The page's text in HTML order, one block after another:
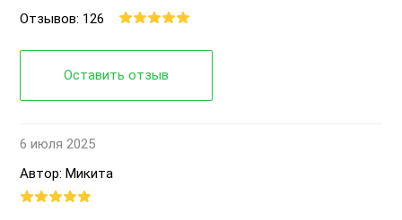
Отзывов: 126
Оставить отзыв
6 июля 2025
Автор: Микита